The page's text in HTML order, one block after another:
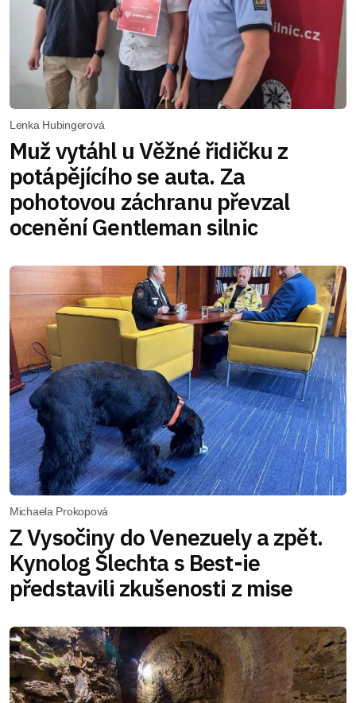
Lenka Hubingerová
Muž vytáhl u Věžné řidičku z
potápějícího se auta. Za
pohotovou záchranu převzal
ocenění Gentleman silnic
Michaela Prokopová
Z Vysočiny do Venezuely a zpět.
Kynolog Šlechta s Best-ie
představili zkušenosti z mise